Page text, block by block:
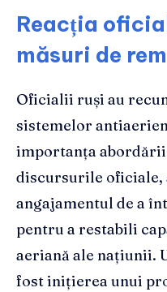
Reacția
măsuri de
Oficialii ruși au
sistemelor
importanța
discursurile oficiale,
angajamentul de a
pentru a restabili
aeriană ale națiunii.
fost inițierea unui